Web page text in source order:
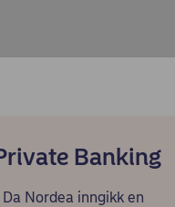
Banking
Nordea inngikk en